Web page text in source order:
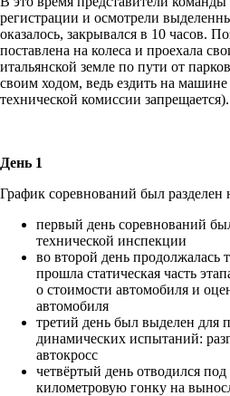
регистрации и осмотрели
оказалось, закрывался в 10 часов.
поставлена на колеса и проехала
итальянской земле по пути от
своим ходом, ведь ездить на
технической комиссии запрещается).
День 1
График соревнований был разделен
первый день соревнований
технической инспекции
во второй день продолжалась
прошла статическая часть
о стоимости автомобиля и
автомобиля
третий день был выделен для
динамических испытаний:
автокросс
четвёртый день отводился
километровую гонку на